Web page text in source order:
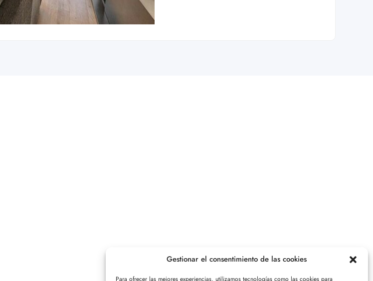
Gestionar el consentimiento de las cookies
Para ofrecer las mejores experiencias, utilizamos tecnologías como las cookies para